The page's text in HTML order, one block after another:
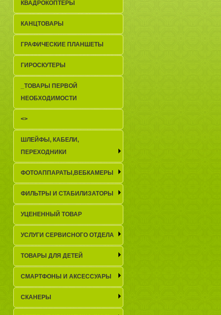
КВАДРОКОПТЕРЫ
КАНЦТОВАРЫ
ГРАФИЧЕСКИЕ ПЛАНШЕТЫ
ГИРОСКУТЕРЫ
_TОВАРЫ ПЕРВОЙ
НЕОБХОДИМОСТИ
<>
ШЛЕЙФЫ, КАБЕЛИ,
ПЕРЕХОДНИКИ
ФОТОАППАРАТЫ,ВЕБКАМЕРЫ
ФИЛЬТРЫ И СТАБИЛИЗАТОРЫ
УЦЕНЕННЫЙ ТОВАР
УСЛУГИ СЕРВИСНОГО ОТДЕЛА
ТОВАРЫ ДЛЯ ДЕТЕЙ
СМАРТФОНЫ И АКСЕССУАРЫ
СКАНЕРЫ